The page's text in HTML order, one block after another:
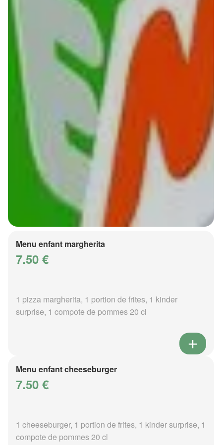
Menu enfant margherita
7.50 €
1 pizza margherita, 1 portion de frites, 1 kinder
surprise, 1 compote de pommes 20 cl
Menu enfant cheeseburger
7.50 €
1 cheeseburger, 1 portion de frites, 1 kinder surprise, 1
compote de pommes 20 cl